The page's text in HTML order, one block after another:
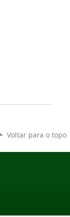
Voltar para o topo